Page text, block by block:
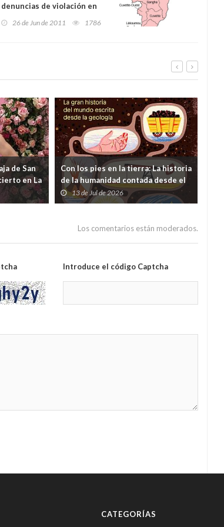
denuncias de violación en
masa en la República
26 de Jun de 2011 1786
de San
en La
desde
Con los pies en la tierra: La historia
de la humanidad contada desde el
subsuelo
13 de Jul de 2026
Los comentarios están moderados.
Introduce el código Captcha
CATEGORÍAS